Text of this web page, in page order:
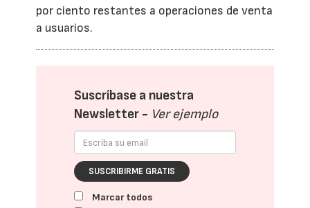
por ciento restantes a operaciones de venta
a usuarios.
Suscríbase a nuestra
Newsletter - Ver ejemplo
SUSCRIBIRME GRATIS
Marcar todos